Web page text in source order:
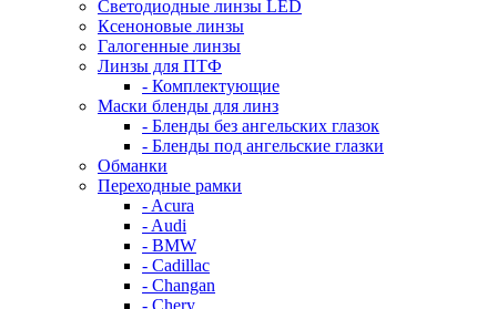
Светодиодные линзы LED
Ксеноновые линзы
Галогенные линзы
Линзы для ПТФ
- Комплектующие
Маски бленды для линз
- Бленды без ангельских глазок
- Бленды под ангельские глазки
Обманки
Переходные рамки
- Acura
- Audi
- BMW
- Cadillac
- Changan
- Chery